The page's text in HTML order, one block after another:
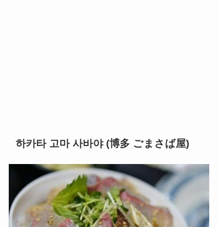
하카타 고마 사바야 (博多 ごまさば屋)